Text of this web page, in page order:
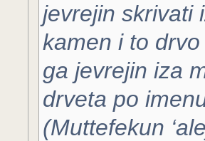
jevrejin skrivati
kamen i to
ga jevrejin iza
drveta po
(Muttefekun